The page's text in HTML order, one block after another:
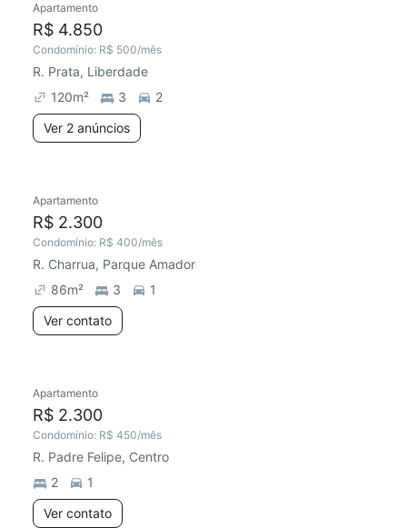
Redecorar
Apartamento
R$ 4.850
Condomínio: R$ 500/mês
R. Prata, Liberdade
120m² 3
2
Ver 2 anúncios
Chegou este mês
Apartamento
R$ 2.300
Condomínio: R$ 400/mês
R. Charrua, Parque Amador
86m² 3
1
Ver contato
Chegou este mês
Apartamento
R$ 2.300
Condomínio: R$ 450/mês
R. Padre Felipe, Centro
2
1
Ver contato